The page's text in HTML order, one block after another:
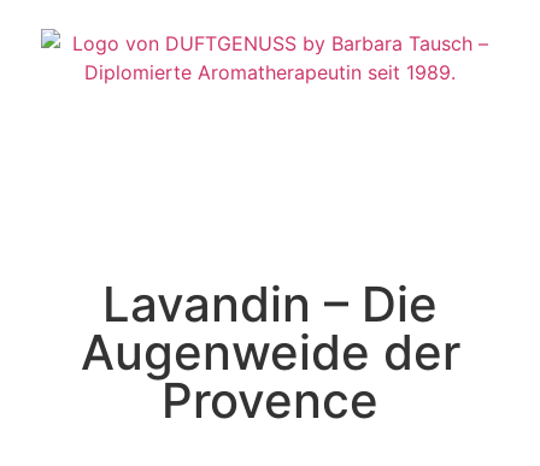
Lavandin – Die
Augenweide der
Provence